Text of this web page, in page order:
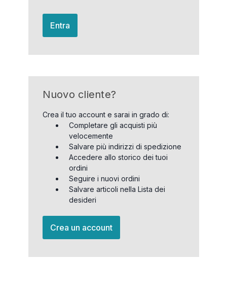
Entra
Nuovo cliente?
Crea il tuo account e sarai in grado di:
Completare gli acquisti più
velocemente
Salvare più indirizzi di spedizione
Accedere allo storico dei tuoi
ordini
Seguire i nuovi ordini
Salvare articoli nella Lista dei
desideri
Crea un account